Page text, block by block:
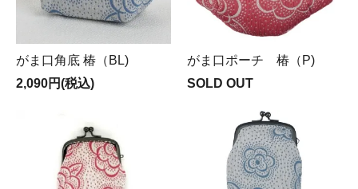
がま口角底 椿（BL)
2,090円(税込)
がま口ポーチ 椿（P)
SOLD OUT